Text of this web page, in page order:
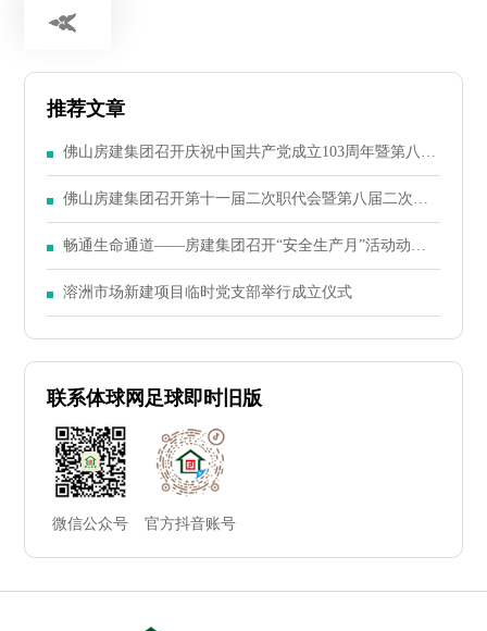
推荐文章
佛山房建集团召开庆祝中国共产党成立103周年暨第八届
二次党员大会
佛山房建集团召开第十一届二次职代会暨第八届二次股
东大会
畅通生命通道——房建集团召开“安全生产月”活动动员
大会
溶洲市场新建项目临时党支部举行成立仪式
联系体球网足球即时旧版
微信公众号 官方抖音账号